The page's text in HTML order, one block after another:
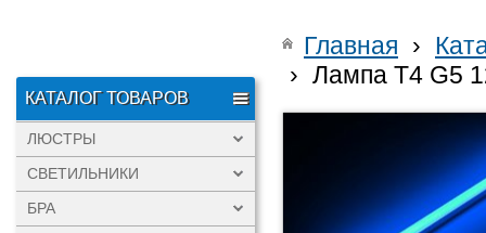
КАТАЛОГ ТОВАРОВ
ЛЮСТРЫ
СВЕТИЛЬНИКИ
БРА
Главная ›
› Лампа T4 G5